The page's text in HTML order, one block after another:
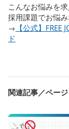
こんなお悩みを
採用課題でお悩
→ 【公式】
ド
関連記事／ページ